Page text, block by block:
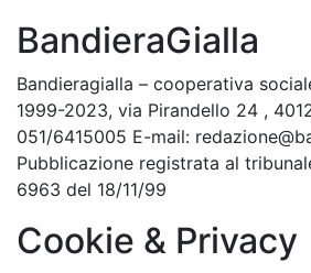
BandieraGialla
Bandieragialla – cooperativa
1999-2023, via Pirandello 24 ,
051/6415005 E-mail:
Pubblicazione registrata al
6963 del 18/11/99
Cookie & Privacy